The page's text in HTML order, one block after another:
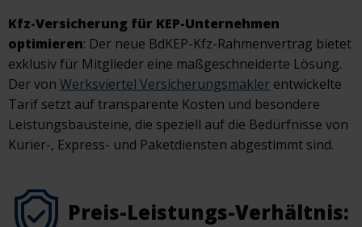
Kfz-Versicherung für KEP-Unternehmen
optimieren: Der neue BdKEP-Kfz-Rahmenvertrag bietet
exklusiv für Mitglieder eine maßgeschneiderte Lösung.
Der von Werksviertel Versicherungsmakler entwickelte
Tarif setzt auf transparente Kosten und besondere
Leistungsbausteine, die speziell auf die Bedürfnisse von
Kurier-, Express- und Paketdiensten abgestimmt sind.
Preis-Leistungs-Verhältnis: